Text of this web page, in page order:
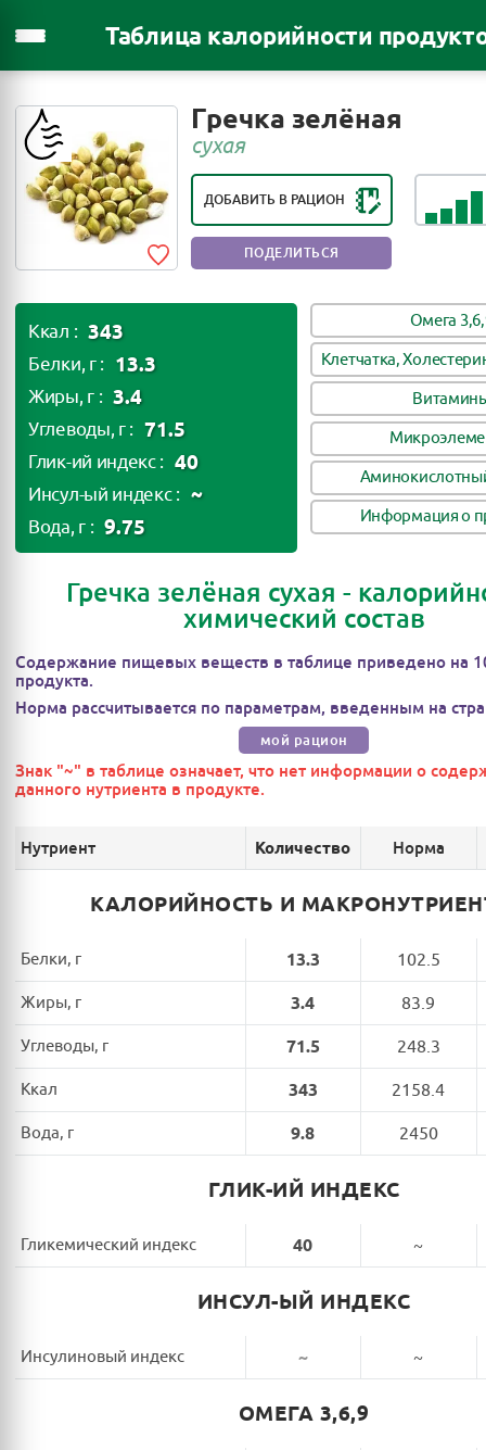
Таблица калорийности
Гречка зелёная
сухая
ДОБАВИТЬ В РАЦИОН
РЕЙТИНГ ПОЛЕЗНОСТИ ПРОДУКТА:
ОЧЕНЬ ПОЛЕЗНЫЙ ПРОДУКТ
ПОДЕЛИТЬСЯ
Ккал : 343
Белки, г : 13.3
Жиры, г : 3.4
Углеводы, г : 71.5
Глик-ий индекс : 40
Инсул-ый индекс : ~
Вода, г : 9.75
Омега
Клетчатка,
Информация о
Гречка зелёная сухая -
химический состав
Содержание пищевых веществ в таблице приведено на
продукта.
Норма рассчитывается по параметрам, введенным на
мой рацион
Знак "~" в таблице означает, что нет информации о
данного нутриента в продукте.
Нутриент Количество Норма
КАЛОРИЙНОСТЬ И
Белки, г 13.3 102.5
Жиры, г 3.4 83.9
Углеводы, г 71.5 248.3
Ккал 343 2158.4
Вода, г 9.8 2450
ГЛИК-ИЙ ИНДЕКС
Гликемический индекс 40 ~
ИНСУЛ-ЫЙ ИНДЕКС
Инсулиновый индекс ~ ~
ОМЕГА 3,6,9